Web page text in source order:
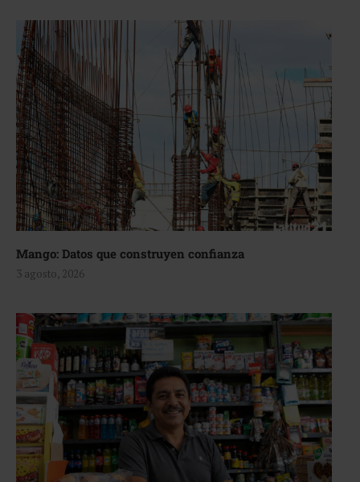
Mango: Datos que construyen confianza
3 agosto, 2026